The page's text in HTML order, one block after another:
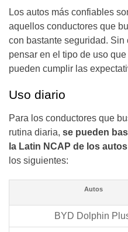
Los autos más confiables
aquellos conductores que
con bastante seguridad. Sin
pensar en el tipo de uso
pueden cumplir las
Uso diario
Para los conductores que
rutina diaria, se pueden
la Latin NCAP de los
los siguientes:
Autos
BYD Dolphin